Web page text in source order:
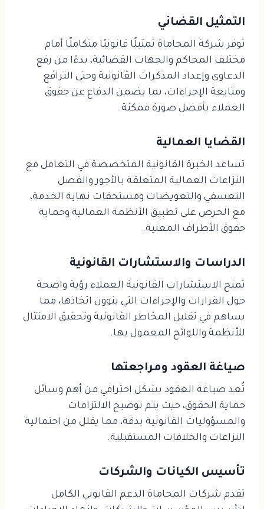
التمثيل القضائي
توفر شركة المحاماة تمثيلًا قانونيًا متكاملًا أمام
مختلف المحاكم والجهات القضائية، بدءًا من رفع
الدعاوى وإعداد المذكرات القانونية وحتى الترافع
ومتابعة الإجراءات، بما يضمن الدفاع عن حقوق
العملاء بأفضل صورة ممكنة.
القضايا العمالية
تساعد الخبرة القانونية المتخصصة في التعامل مع
النزاعات العمالية المتعلقة بالأجور والفصل
التعسفي والتعويضات ومستحقات نهاية الخدمة،
مع الحرص على تطبيق الأنظمة العمالية وحماية
حقوق الأطراف المعنية.
الدراسات والاستشارات القانونية
تمنح الاستشارات القانونية العملاء رؤية واضحة
حول القرارات والإجراءات التي ينوون اتخاذها، مما
يساهم في تقليل المخاطر القانونية وتحقيق الامتثال
للأنظمة واللوائح المعمول بها.
صياغة العقود ومراجعتها
تُعد صياغة العقود بشكل احترافي من أهم وسائل
حماية الحقوق، حيث يتم توضيح الالتزامات
والمسؤوليات القانونية بدقة، مما يقلل من احتمالية
النزاعات والخلافات المستقبلية.
تأسيس الكيانات والشركات
تقدم شركات المحاماة الدعم القانوني الكامل